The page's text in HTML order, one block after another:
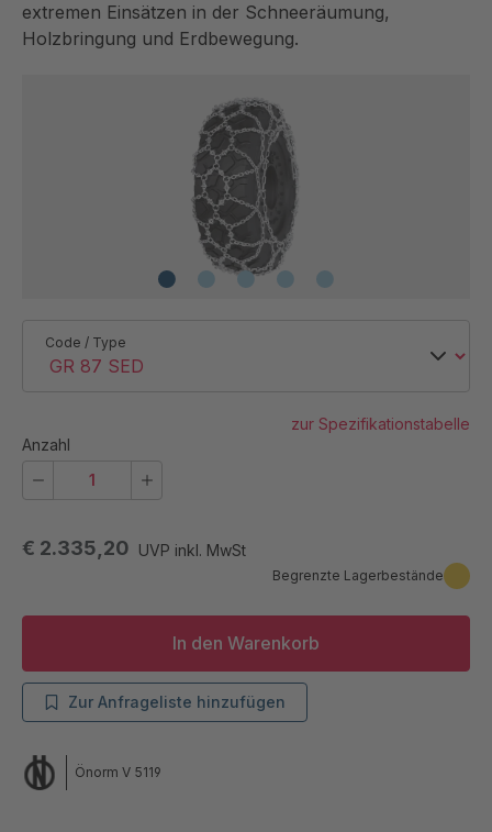
extremen Einsätzen in der Schneeräumung,
Holzbringung und Erdbewegung.
€ 2.335,20 UVP inkl. MwSt
Begrenzte Lagerbestände
Code / Type
zur Spezifikationstabelle
Anzahl
In den Warenkorb
Zur Anfrageliste hinzufügen
Önorm V 5119